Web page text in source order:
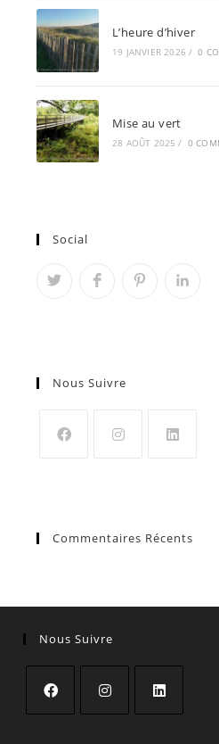
L’heure d’hiver
19 JANVIER 2026 / 0
Mise au vert
28 AOÛT 2025 / 0
Social
Nous Suivre
Commentaires Récents
Nous Suivre